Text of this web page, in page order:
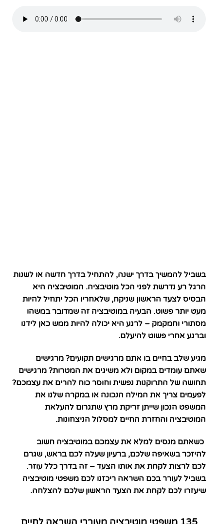
בשביל להמשיך בדרך ישנה, להתחיל בדרך חדשה או לשנות
הרגל רע נדרשת לפני הכל מוטיבציה. המוטיבציה היא
הבסיס לצעד הראשון שניקח, שלאחריו הכל יתחיל להיות
מעט יותר פשוט. הבעיה במוטיבציה זה שמדובר במשהו
מסתורי וחמקמק – לרגע היא יכולה להיות ממש כאן לידנו
וברגע אחרי פשוט להיעלם.
מגיע שלב בחיים בו אתם מרגישים תקועים? מרגישים
שאתם עומדים במקום ולא משיגים את המטרות? מרגישים
תחושה של התרוקנות נפשית וחוסר כוח להרים את עצמכם?
לפעמים צריך את המילה הנכונה או במקרה שלנו את
המשפט הנכון שייתן זריקת מרץ שתגרום להעלאת
המוטיבציה והחזרת החיים למסלול הניצחונות.
כשאתם מנסים למלא את עצמכם במוטיבציה חשוב
להיזכר בשאיפה שלכם, ברעיון שעלה לכם בראש, שגרם
לכם לרצות לקחת את אותו הצעד – זה בדרך כלל עוזר.
בשביל לעורר בכם השראה ריכזנו לכם משפטי מוטיבציה
שיעזרו לכם לקחת את הצעד הראשון שלכם להצלחה.
135 משפטי מוטיבציה מעוררי השראה לחיים